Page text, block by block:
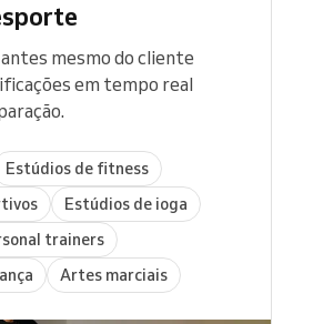
mesmo do cliente
em tempo real
Estúdios de fitness
Estúdios de ioga
trainers
Artes marciais